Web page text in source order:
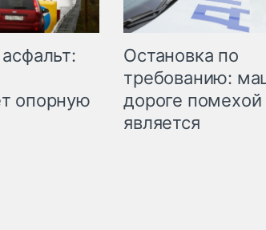
опорную
Остановка по
требованию:
дороге помехой
является